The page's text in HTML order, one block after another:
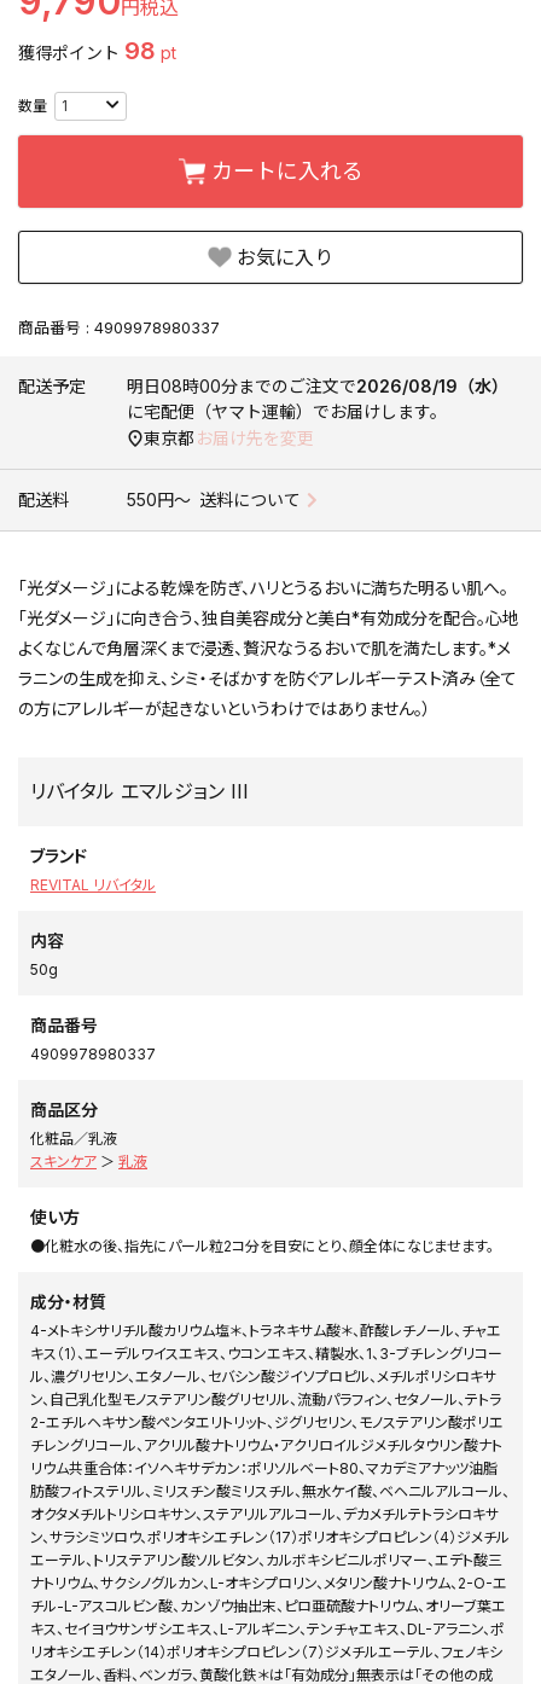
獲得ポイント 98 pt
お気に入り
カートに入れる
商品番号 4909978980337
配送予定 明日08時00分までのご注文で2026/08/19（水）
に宅配便（ヤマト運輸） でお届けします。
東京都 お届け先を変更
配送料 550円〜 送料について
「光ダメージ」による乾燥を防ぎ、ハリとうるおいに満ちた明るい肌へ。
「光ダメージ」に向き合う、独自美容成分と美白*有効成分を配合。心地
よくなじんで角層深くまで浸透、贅沢なうるおいで肌を満たします。*メ
ラニンの生成を抑え、シミ・そばかすを防ぐアレルギーテスト済み（全て
の方にアレルギーが起きないというわけではありません。）
リバイタル エマルジョン III
ブランド
REVITAL リバイタル
内容
50g
商品番号
4909978980337
商品区分
化粧品／乳液
スキンケア ＞ 乳液
使い方
●化粧水の後、指先にパール粒2コ分を目安にとり、顔全体になじませます。
成分・材質
4-メトキシサリチル酸カリウム塩＊、トラネキサム酸＊、酢酸レチノール、チャエ
キス（1）、エーデルワイスエキス、ウコンエキス、精製水、1、3-ブチレングリコー
ル、濃グリセリン、エタノール、セバシン酸ジイソプロピル、メチルポリシロキサ
ン、自己乳化型モノステアリン酸グリセリル、流動パラフィン、セタノール、テトラ
2-エチルヘキサン酸ペンタエリトリット、ジグリセリン、モノステアリン酸ポリエ
チレングリコール、アクリル酸ナトリウム・アクリロイルジメチルタウリン酸ナト
リウム共重合体：イソヘキサデカン：ポリソルベート80、マカデミアナッツ油脂
肪酸フィトステリル、ミリスチン酸ミリスチル、無水ケイ酸、ベヘニルアルコール、
オクタメチルトリシロキサン、ステアリルアルコール、デカメチルテトラシロキサ
ン、サラシミツロウ、ポリオキシエチレン（17）ポリオキシプロピレン（4）ジメチル
エーテル、トリステアリン酸ソルビタン、カルボキシビニルポリマー、エデト酸三
ナトリウム、サクシノグルカン、L-オキシプロリン、メタリン酸ナトリウム、2-O-エ
チル-L-アスコルビン酸、カンゾウ抽出末、ピロ亜硫酸ナトリウム、オリーブ葉エ
キス、セイヨウサンザシエキス、L-アルギニン、テンチャエキス、DL-アラニン、ポ
リオキシエチレン（14）ポリオキシプロピレン（7）ジメチルエーテル、フェノキシ
エタノール、香料、ベンガラ、黄酸化鉄＊は「有効成分」無表示は「その他の成